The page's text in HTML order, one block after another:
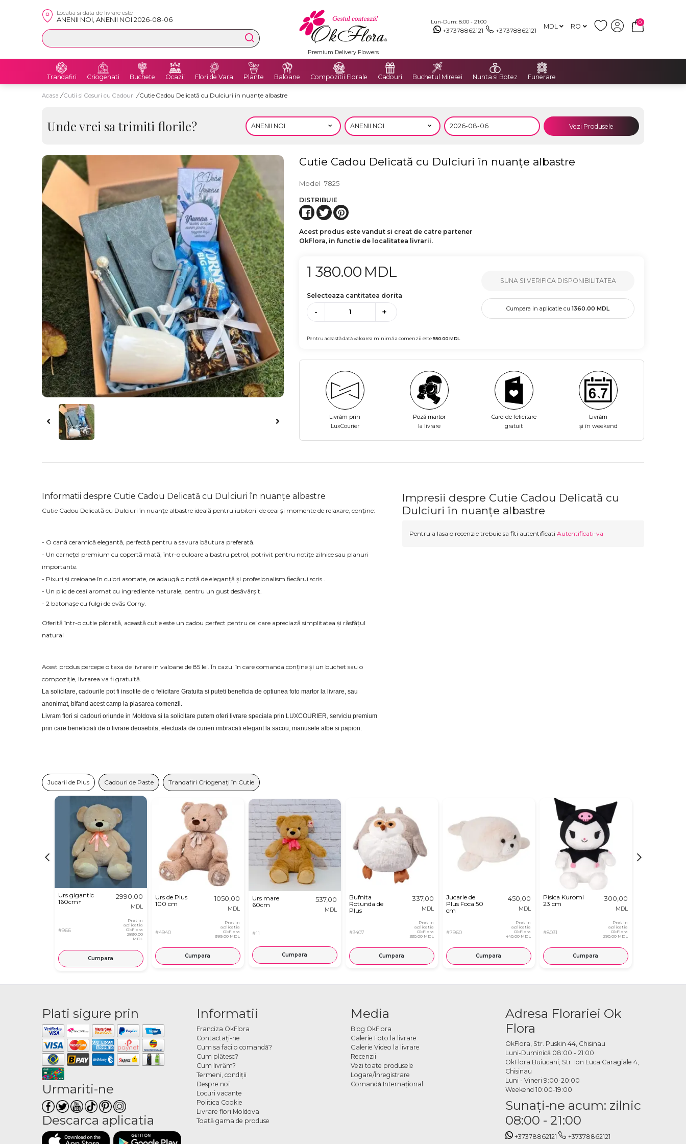
Locatia si data de livrare este
ANENII NOI, ANENII NOI 2026-08-06 Lun-Dum: 8:00 - 21:00
+37378862121 +37378862121 MDL RO
0
Premium Delivery Flowers
Trandafiri Criogenati Buchete Ocazii Flori de Vara Plante Baloane Compozitii Florale Cadouri Buchetul Miresei Nunta si Botez Funerare
Acasa / Cutii si Cosuri cu Cadouri / Cutie Cadou Delicată cu Dulciuri în nuanțe albastre
Unde vrei sa trimiti florile? Vezi Produsele
Cutie Cadou Delicată cu Dulciuri în nuanțe albastre
Model 7825
DISTRIBUIE
Acest produs este vandut si creat de catre partener
OkFlora, in functie de localitatea livrarii.
1 380.00 MDL
Selecteaza cantitatea dorita
- +
Pentru această dată valoarea minimă a comenzii este550.00MDL
SUNA SI VERIFICA DISPONIBILITATEA
Cumpara in aplicatie cu1360.00 MDL
Livrăm prin
LuxCourier
Poză martor
la livrare
Card de felicitare
gratuit
Livrăm
și în weekend
Informatii despre Cutie Cadou Delicată cu Dulciuri în nuanțe albastre
Cutie Cadou Delicată cu Dulciuri în nuanțe albastre ideală pentru iubitorii de ceai și momente de relaxare, conține:
- O cană ceramică elegantă, perfectă pentru a savura băutura preferată.
- Un carnețel premium cu copertă mată, într-o culoare albastru petrol, potrivit pentru notițe zilnice sau planuri
importante.
- Pixuri și creioane în culori asortate, ce adaugă o notă de eleganță și profesionalism fiecărui scris..
- Un plic de ceai aromat cu ingrediente naturale, pentru un gust desăvârșit.
- 2 batonașe cu fulgi de ovăs Corny.
Oferită într-o cutie pătrată, această cutie este un cadou perfect pentru cei care apreciază simplitatea și răsfățul
natural
Acest produs percepe o taxa de livrare in valoane de 85 lei. În cazul în care comanda conține și un buchet sau o
compoziție, livrarea va fi gratuită.
La solicitare, cadourile pot fi insotite de o felicitare Gratuita si puteti beneficia de optiunea foto martor la livrare, sau
anonimat, bifand acest camp la plasarea comenzii.
Livram flori si cadouri oriunde in Moldova si la solicitare putem oferi livrare speciala prin LUXCOURIER, serviciu premium
prin care beneficiati de o livrare deosebita, efectuata de curieri imbracati elegant la sacou, manusele albe si papion.
Impresii despre Cutie Cadou Delicată cu
Dulciuri în nuanțe albastre
Pentru a lasa o recenzie trebuie sa fiti autentificati Autentificati-va
Jucarii de Plus Cadouri de Paste Trandafiri Criogenați în Cutie
Urs gigantic
160cm↑
#966
2990,00
MDL
Pret in
aplicatia
OkFlora
2890,00
MDL
Cumpara
Urs de Plus
100 cm
#4940
1050,00
MDL
Pret in
aplicatia
OkFlora
999,00 MDL
Cumpara
Urs mare
60cm
#11
537,00
MDL
Cumpara
Bufnita
Rotunda de
Plus
#3407
337,00
MDL
Pret in
aplicatia
OkFlora
330,00 MDL
Cumpara
Jucarie de
Plus Foca 50
cm
#7960
450,00
MDL
Pret in
aplicatia
OkFlora
440,00 MDL
Cumpara
Pisica Kuromi
23 cm
#8031
300,00
MDL
Pret in
aplicatia
OkFlora
290,00 MDL
Cumpara
Plati sigure prin
Urmariti-ne
Descarca aplicatia
Informatii
Franciza OkFlora
Contactaţi-ne
Cum sa faci o comandă?
Cum plătesc?
Cum livrăm?
Termeni, condiţii
Despre noi
Locuri vacante
Politica Cookie
Livrare flori Moldova
Toată gama de produse
Media
Blog OkFlora
Galerie Foto la livrare
Galerie Video la livrare
Recenzii
Vezi toate produsele
Logare/Înregistrare
Comandă Internațional
Adresa Florariei Ok
Flora
OkFlora, Str. Puskin 44, Chisinau
Luni-Duminică 08:00 - 21:00
OkFlora Buiucani, Str. Ion Luca Caragiale 4,
Chisinau
Luni - Vineri 9:00-20:00
Weekend 10:00-19:00
Sunaţi-ne acum: zilnic
08:00 - 21:00
+37378862121 +37378862121